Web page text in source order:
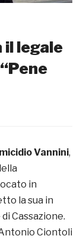
il legale
Vannini,
in
la sua in
Cassazione.
Ciontoli